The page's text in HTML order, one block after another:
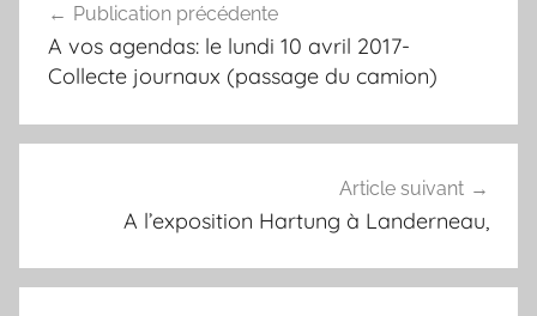
de
l’article
Publication précédente
A vos agendas: le lundi 10 avril 2017-
Collecte journaux (passage du camion)
Article suivant
A l’exposition Hartung à Landerneau,